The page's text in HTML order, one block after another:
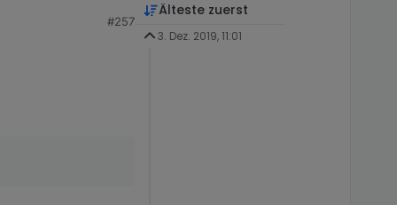
gefunden.
#257
Älteste zuerst
3. Dez. 2019, 11:01